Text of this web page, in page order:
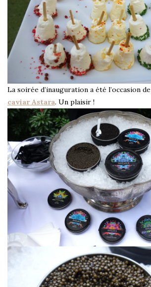
La soirée d’inauguration a été l’occasion de
caviar Astara. Un plaisir !